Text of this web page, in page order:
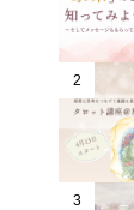
2
3